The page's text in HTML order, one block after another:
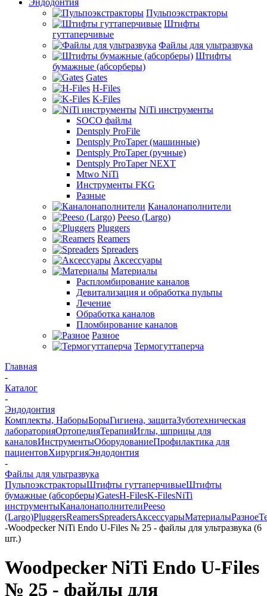
Эндодонтия
Пульпоэкстракторы
Штифты
гуттаперчивые
Файлы для ультразвука
Штифты
бумажные (абсорберы)
Gates
H-Files
K-Files
NiTi инструменты
SOCO файлы
Dentsply ProFile
Dentsply ProTaper (машинные)
Dentsply ProTaper (ручные)
Dentsply ProTaper NEXT
Mtwo NiTi
Инструменты FKG
Разные
Каналонаполнители
Peeso (Largo)
Pluggers
Reamers
Spreaders
Аксессуары
Материалы
Распломбирование каналов
Девитализация и обработка пульпы
Лечение
Обработка каналов
Пломбирование каналов
Разное
Термогуттаперча
Главная
-
Каталог
-
Эндодонтия
Комплекты, НаборыБорыГигиена, защитаЗуботехническая
лабораторияОртопедияТерапияИглы, шприцы для
каналовИнструментыОборудованиеПрофилактика для
пациентовХирургияЭндодонтия
-
Файлы для ультразвука
ПульпоэкстракторыШтифты гуттаперчивыеШтифты
бумажные (абсорберы)GatesH-FilesK-FilesNiTi
инструментыКаналонаполнителиPeeso
(Largo)PluggersReamersSpreadersАксессуарыМатериалыРазное
-Woodpecker NiTi Endo U-Files № 25 - файлы для ультразвука (6
шт.)
Woodpecker NiTi Endo U-Files
№ 25 - файлы для